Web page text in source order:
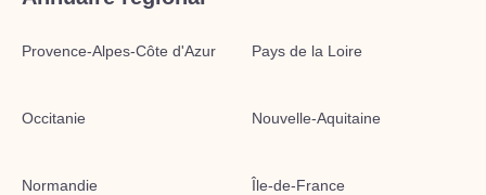
Provence-Alpes-Côte d'Azur Pays de la Loire
Occitanie Nouvelle-Aquitaine
Normandie Île-de-France